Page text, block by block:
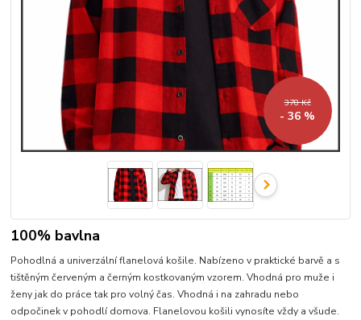
378 Kč
- 36 %
100% bavlna
Pohodlná a univerzální flanelová košile. Nabízeno v praktické barvě a s
tištěným červeným a černým kostkovaným vzorem. Vhodná pro muže i
ženy jak do práce tak pro volný čas. Vhodná i na zahradu nebo
odpočinek v pohodlí domova. Flanelovou košili vynosíte vždy a všude.